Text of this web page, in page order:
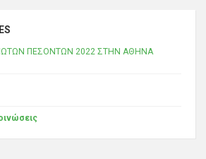
ΠΕΣΟΝΤΩΝ 2022 ΣΤΗΝ ΑΘΗΝΑ